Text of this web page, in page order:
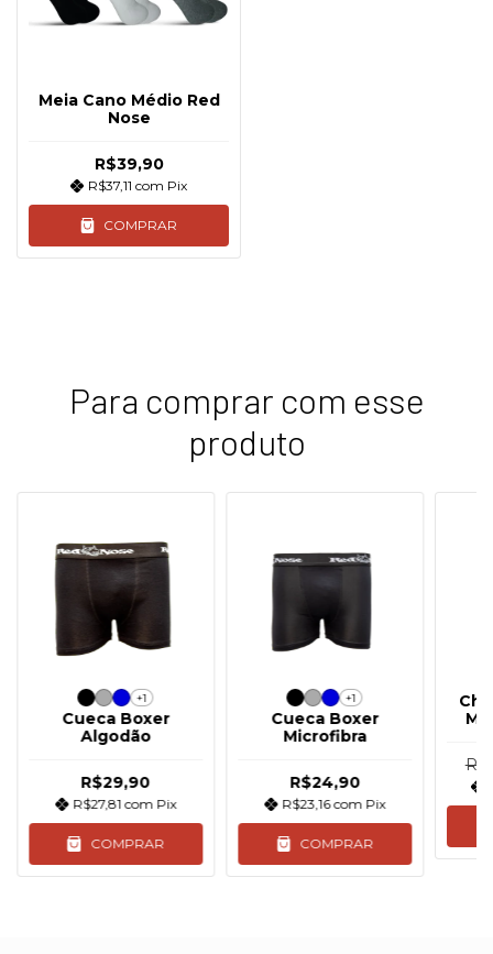
Meia Cano Médio Red
Nose
R$39,90
R$37,11 com Pix
COMPRAR
Para comprar com esse
produto
+1
Cueca Boxer
Algodão
R$29,90
R$27,81com Pix
COMPRAR
+1
Cueca Boxer
Microfibra
R$24,90
R$23,16com Pix
COMPRAR